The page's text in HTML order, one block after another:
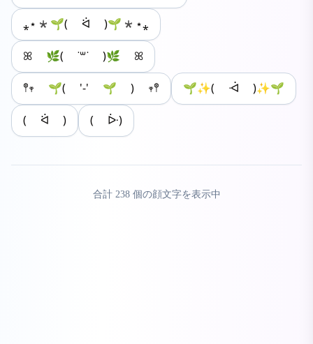
⁎⋆*🌱( ᐛ )🌱*⋆⁎
ꕤ 🌿( ˙꒳˙ )🌿 ꕤ
𖤣𖥧 🌱( '-' 🌱 ) 𖥧𖤣 🌱✨( ᐙ )✨🌱
( ᐛ ) ( ᐕ)
合計 238個の顔文字を表示中